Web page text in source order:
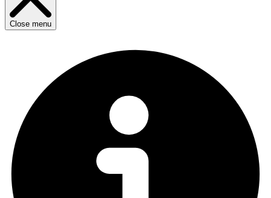
Close menu